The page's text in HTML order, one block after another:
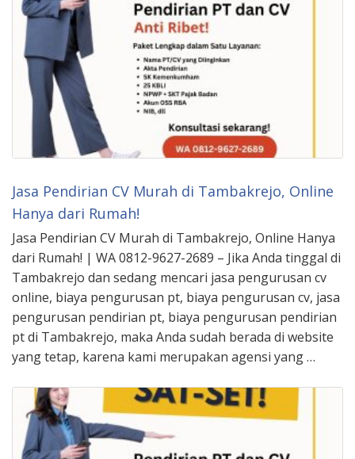
Jasa Pendirian CV Murah di Tambakrejo, Online
Hanya dari Rumah!
Jasa Pendirian CV Murah di Tambakrejo, Online Hanya
dari Rumah! | WA 0812-9627-2689 – Jika Anda tinggal di
Tambakrejo dan sedang mencari jasa pengurusan cv
online, biaya pengurusan pt, biaya pengurusan cv, jasa
pengurusan pendirian pt, biaya pengurusan pendirian
pt di Tambakrejo, maka Anda sudah berada di website
yang tetap, karena kami merupakan agensi yang …